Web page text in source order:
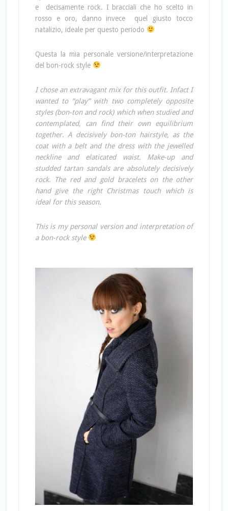
e decisamente rock. I bracciali che ho scelto in
rosso e oro, danno invece quel giusto tocco
natalizio, ideale per questo periodo
Questa la mia personale versione/interpretazione
del bon-rock style
I chose an extravagant mix for this outfit. Infact I
wanted to “play” with two completely opposite
styles (bon-ton and rock) which when studied and
contemplated, can find their own equilibrium
together. A decisively bon-ton hairstyle, as the
coat with a belt and the dress with the jewelled
neckline and elaticated waist. Make-up and
studded tartan sandals are absolutely decisively
rock. The red and gold bracelets on the other
hand give the right Christmas touch which is
ideal for this season.
This is my personal version and interpretation of
a bon-rock style